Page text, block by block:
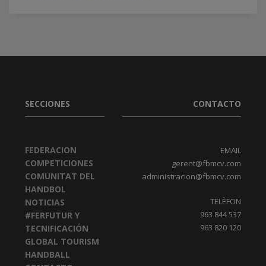
SECCIONES
FEDERACION
COMPETICIONES
COMUNITAT DEL
HANDBOL
NOTICIAS
#FERFUTUR Y
TECNIFICACIÓN
GLOBAL TOURISM
HANDBALL
CONTACTO
EMAIL
gerent@fbmcv.com
administracion@fbmcv.com
TELÈFON
963 844 537
963 820 120